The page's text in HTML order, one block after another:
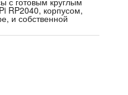
RP2040, корпусом,
и собственной